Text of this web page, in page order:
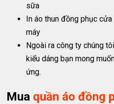
sữa
In áo thun đồng phục
máy
Ngoài ra công ty chúng
kiểu dáng bạn mong
ứng.
Mua quần áo đồng